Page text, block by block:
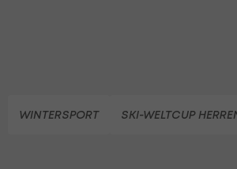
WINTERSPORT SKI-WELTCUP